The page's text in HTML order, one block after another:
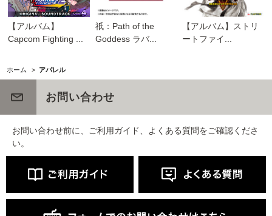
【アルバム】
Capcom Fighting ...
祇：Path of the
Goddess ラバ...
【アルバム】ストリ
ートファイ...
ホーム > アパレル
お問い合わせ
お問い合わせ前に、ご利用ガイド、よくある質問をご確認くださ
い。